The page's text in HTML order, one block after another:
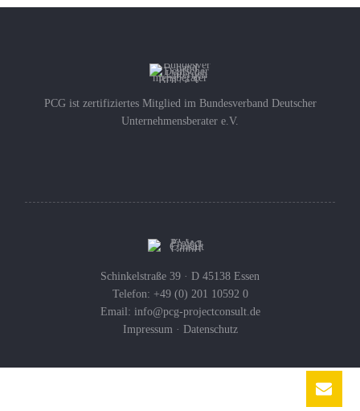
PCG ist zertifiziertes Mitglied im Bundesverband Deutscher
Unternehmensberater e.V.
Schinkelstraße 39 · D 45138 Essen
Telefon: +49 (0) 201 10592 0
Email: info@pcg-projectconsult.de
Impressum· Datenschutz